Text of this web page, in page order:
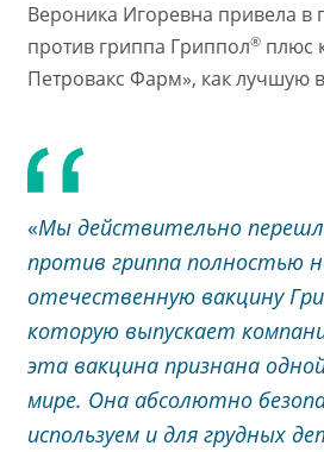
Вероника Игоревна привела в
против гриппа Гриппол®плюс
Петровакс Фарм», как лучшую
«Мы действительно
против гриппа полностью
отечественную вакцину
которую выпускает
эта вакцина признана
мире. Она абсолютно
используем и для грудных